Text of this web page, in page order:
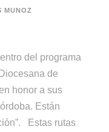
MUNOZ
del programa
de
honor a sus
Están
Estas rutas